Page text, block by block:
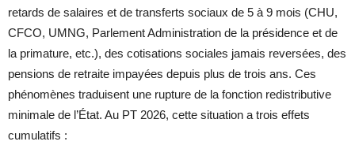
retards de salaires et de transferts sociaux de 5 à 9 mois (CHU,
CFCO, UMNG, Parlement Administration de la présidence et de
la primature, etc.), des cotisations sociales jamais reversées, des
pensions de retraite impayées depuis plus de trois ans. Ces
phénomènes traduisent une rupture de la fonction redistributive
minimale de l’État. Au PT 2026, cette situation a trois effets
cumulatifs :